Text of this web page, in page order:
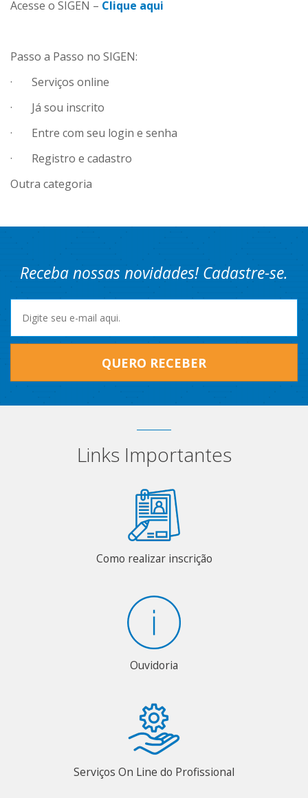
Acesse o SIGEN – Clique aqui
Passo a Passo no SIGEN:
· Serviços online
· Já sou inscrito
· Entre com seu login e senha
· Registro e cadastro
Outra categoria
Receba nossas novidades! Cadastre-se.
QUERO RECEBER
Links Importantes
Como realizar inscrição
Ouvidoria
Serviços On Line do Profissional